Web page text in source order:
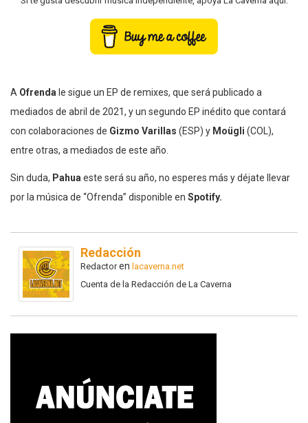
A Ofrenda le sigue un EP de remixes, que será publicado a
mediados de abril de 2021, y un segundo EP inédito que contará
con colaboraciones de Gizmo Varillas (ESP) y Moügli (COL),
entre otras, a mediados de este año.
Sin duda, Pahua este será su año, no esperes más y déjate llevar
por la música de “Ofrenda” disponible en Spotify.
Redacción
Redactoren lacaverna.net
Cuenta de la Redacción de La Caverna